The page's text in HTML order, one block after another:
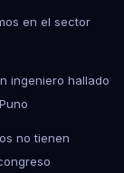
en el sector
ingeniero hallado
no tienen